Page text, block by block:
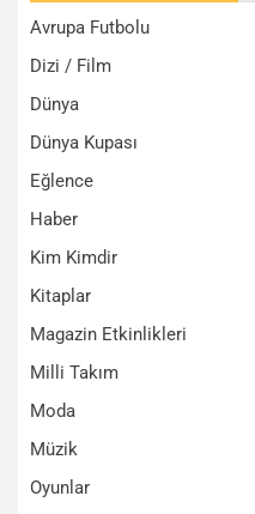
Avrupa Futbolu
Dizi / Film
Dünya
Dünya Kupası
Eğlence
Haber
Kim Kimdir
Kitaplar
Magazin Etkinlikleri
Milli Takım
Moda
Müzik
Oyunlar